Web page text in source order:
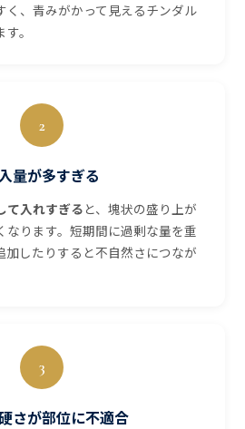
く、青みがかって見えるチンダル
。
2
量が多すぎる
て入れすぎる と、塊状の盛り上が
なります。短期間に過剰な量を重
加したりすると不自然さにつなが
3
さが部位に不適合